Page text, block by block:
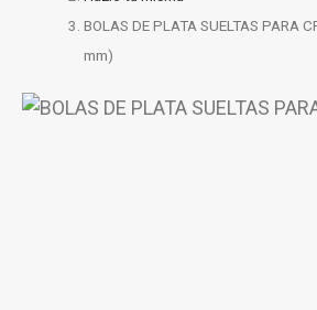
BOLAS DE PLATA SUELTAS PARA
mm)